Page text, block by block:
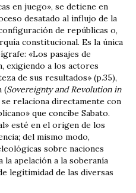
en juego», se detiene en
desatado al influjo de la
de repúblicas o,
constitucional. Es la única
«Los pasajes de
exigiendo a los actores
de sus resultados» (p.35),
(Sovereignty and Revolution in
se relaciona directamente con
que concibe Sabato.
esté en el origen de los
del mismo modo,
sobre naciones
la apelación a la soberanía
legitimidad de las diversas